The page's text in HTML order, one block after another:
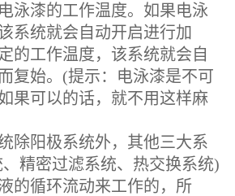
泳漆的工作温度。如果电泳
系统就会自动开启进行加
的工作温度，该系统就会自
复始。(提示：电泳漆是不可
果可以的话，就不用这样麻
阳极系统外，其他三大系
精密过滤系统、热交换系统)
的循环流动来工作的，所